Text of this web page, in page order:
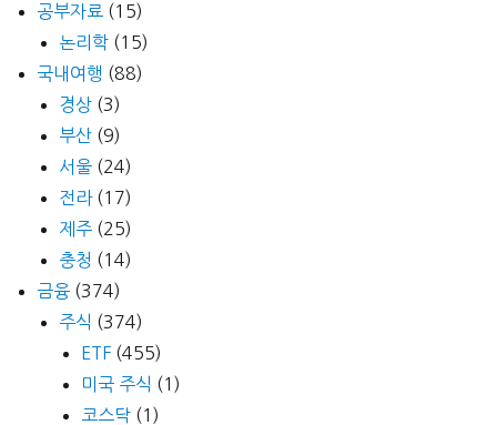
공부자료 (15)
논리학 (15)
국내여행 (88)
경상 (3)
부산 (9)
서울 (24)
전라(17)
제주 (25)
충청 (14)
금융 (374)
주식 (374)
ETF (455)
미국 주식 (1)
코스닥 (1)